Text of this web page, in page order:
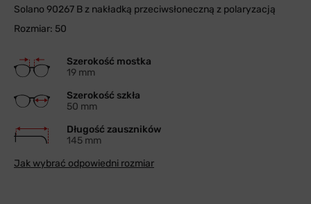
Solano 90267 B z nakładką przeciwsłoneczną z polaryzacją
Rozmiar: 50
Szerokość mostka
19 mm
Szerokość szkła
50 mm
Długość zauszników
145 mm
Jak wybrać odpowiedni rozmiar